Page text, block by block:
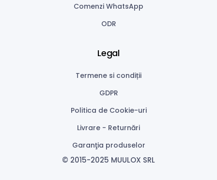
Comenzi WhatsApp
ODR
Legal
Termene si condiții
GDPR
Politica de Cookie-uri
Livrare - Returnări
Garanţia produselor
© 2015-2025 MUULOX SRL